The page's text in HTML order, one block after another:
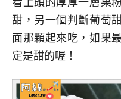
甜，另一個判斷葡萄
面那顆起來吃，如果
定是甜的喔！